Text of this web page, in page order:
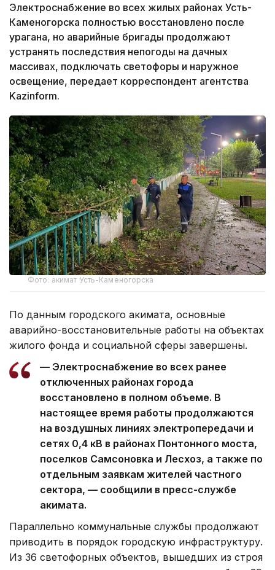
Электроснабжение во всех жилых районах Усть-
Каменогорска полностью восстановлено после
урагана, но аварийные бригады продолжают
устранять последствия непогоды на дачных
массивах, подключать светофоры и наружное
освещение, передает корреспондент агентства
Kazinform.
Фото: акимат Усть-Каменогорска
По данным городского акимата, основные
аварийно-восстановительные работы на объектах
жилого фонда и социальной сферы завершены.
— Электроснабжение во всех ранее
отключенных районах города
восстановлено в полном объеме. В
настоящее время работы продолжаются
на воздушных линиях электропередачи и
сетях 0,4 кВ в районах Понтонного моста,
поселков Самсоновка и Лесхоз, а также по
отдельным заявкам жителей частного
сектора, — сообщили в пресс-службе
акимата.
Параллельно коммунальные службы продолжают
приводить в порядок городскую инфраструктуру.
Из 36 светофорных объектов, вышедших из строя